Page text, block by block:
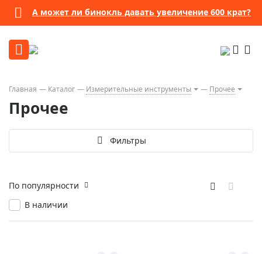
А может ли бинокль давать увеличение 600 крат?
Главная Каталог Измерительные инструменты Прочее
Прочее
Фильтры
В наличии
По популярности